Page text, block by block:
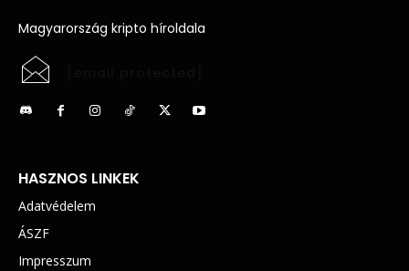
Magyarország kripto híroldala
HASZNOS LINKEK
Adatvédelem
ÁSZF
Impresszum